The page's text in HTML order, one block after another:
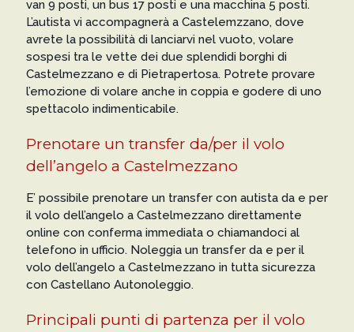
van 9 posti, un bus 17 posti e una macchina 5 posti.
L’autista vi accompagnerà a Castelemzzano, dove
avrete la possibilità di lanciarvi nel vuoto, volare
sospesi tra le vette dei due splendidi borghi di
Castelmezzano e di Pietrapertosa. Potrete provare
l’emozione di volare anche in coppia e godere di uno
spettacolo indimenticabile.
Prenotare un transfer da/per il volo
dell’angelo a Castelmezzano
E’ possibile prenotare un transfer con autista da e per
il volo dell’angelo a Castelmezzano direttamente
online con conferma immediata o chiamandoci al
telefono in ufficio. Noleggia un transfer da e per il
volo dell’angelo a Castelmezzano in tutta sicurezza
con Castellano Autonoleggio.
Principali punti di partenza per il volo